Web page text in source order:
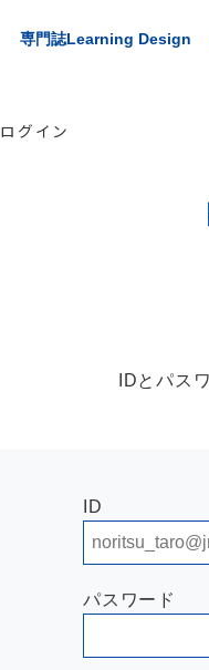
専門誌Learning Design
ログイン
IDとパス
ID
パスワード